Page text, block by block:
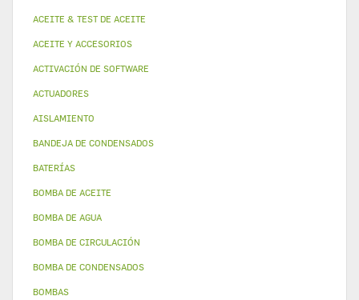
ACEITE & TEST DE ACEITE
ACEITE Y ACCESORIOS
ACTIVACIÓN DE SOFTWARE
ACTUADORES
AISLAMIENTO
BANDEJA DE CONDENSADOS
BATERÍAS
BOMBA DE ACEITE
BOMBA DE AGUA
BOMBA DE CIRCULACIÓN
BOMBA DE CONDENSADOS
BOMBAS